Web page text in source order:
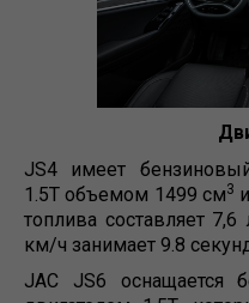
JS4 имеет
1.5T объемом 1499 см3
топлива составляет
км/ч занимает 9.8
JAC JS6 оснащается